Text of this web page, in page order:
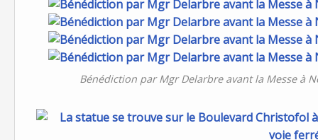
Bénédiction par Mgr Delarbre avant la Messe à